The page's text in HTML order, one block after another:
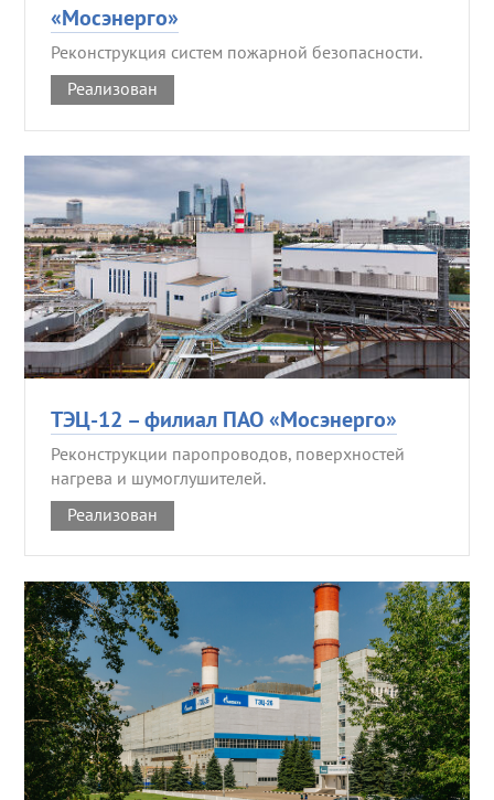
«Мосэнерго»
Реконструкция систем пожарной безопасности.
Реализован
ТЭЦ-12 – филиал ПАО «Мосэнерго»
Реконструкции паропроводов, поверхностей
нагрева и шумоглушителей.
Реализован